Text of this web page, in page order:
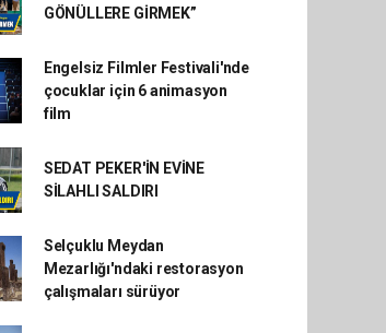
GÖNÜLLERE GİRMEK”
Engelsiz Filmler Festivali'nde
çocuklar için 6 animasyon
film
SEDAT PEKER'İN EVİNE
SİLAHLI SALDIRI
Selçuklu Meydan
Mezarlığı'ndaki restorasyon
çalışmaları sürüyor